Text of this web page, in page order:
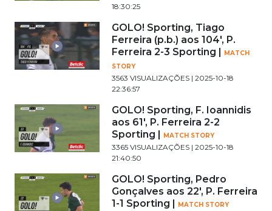
18:30:25
GOLO! Sporting, Tiago
Ferreira (p.b.) aos 104', P.
Ferreira 2-3 Sporting |
MATCH
STORY
3563 VISUALIZAÇÕES | 2025-10-18
22:36:57
GOLO! Sporting, F. Ioannidis
aos 61', P. Ferreira 2-2
Sporting |
MATCH STORY
3365 VISUALIZAÇÕES | 2025-10-18
21:40:50
GOLO! Sporting, Pedro
Gonçalves aos 22', P. Ferreira
1-1 Sporting |
MATCH STORY